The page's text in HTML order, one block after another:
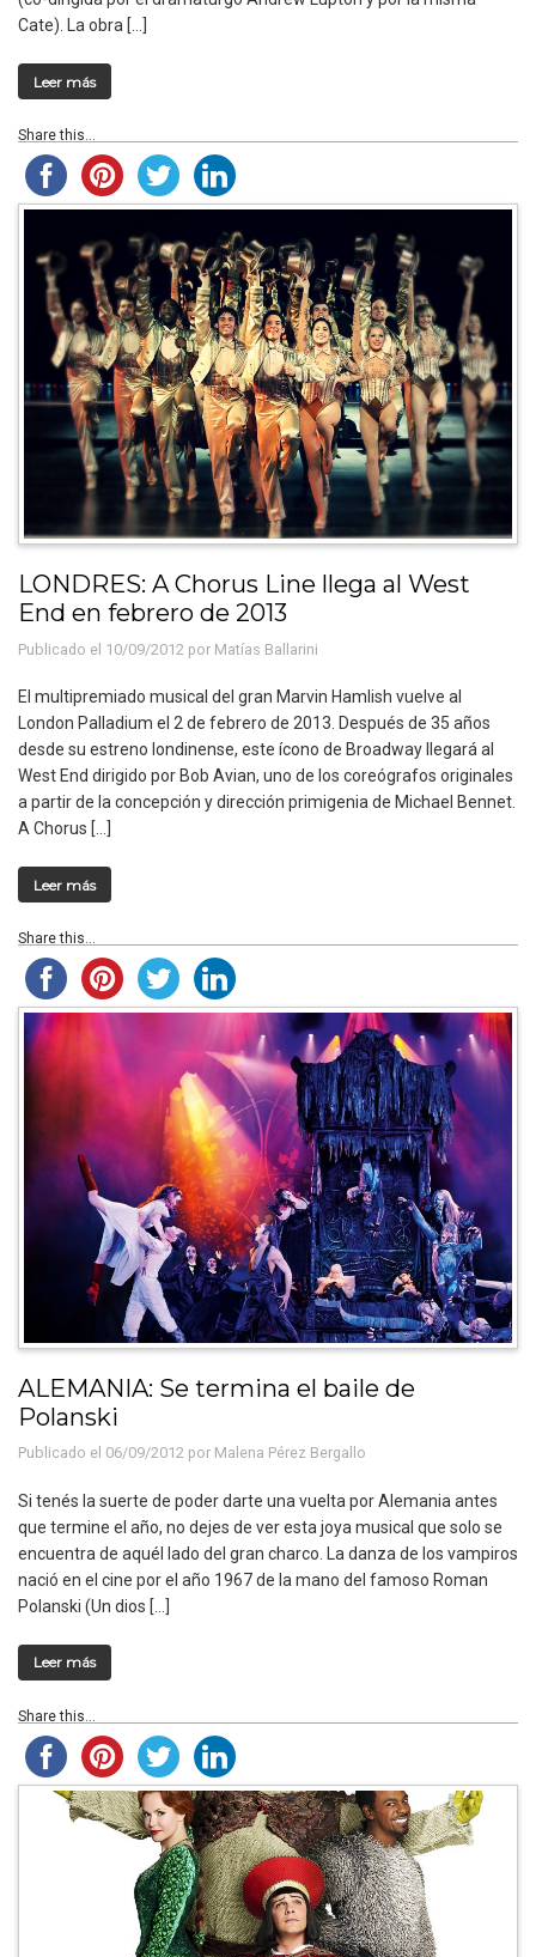
Cate). La obra […]
Leer más
Share this...
LONDRES: A Chorus Line llega al West
End en febrero de 2013
Publicado el 10/09/2012 por Matías Ballarini
El multipremiado musical del gran Marvin Hamlish vuelve al
London Palladium el 2 de febrero de 2013. Después de 35 años
desde su estreno londinense, este ícono de Broadway llegará al
West End dirigido por Bob Avian, uno de los coreógrafos originales
a partir de la concepción y dirección primigenia de Michael Bennet.
A Chorus […]
Leer más
Share this...
ALEMANIA: Se termina el baile de
Polanski
Publicado el 06/09/2012 por Malena Pérez Bergallo
Si tenés la suerte de poder darte una vuelta por Alemania antes
que termine el año, no dejes de ver esta joya musical que solo se
encuentra de aquél lado del gran charco. La danza de los vampiros
nació en el cine por el año 1967 de la mano del famoso Roman
Polanski (Un dios […]
Leer más
Share this...